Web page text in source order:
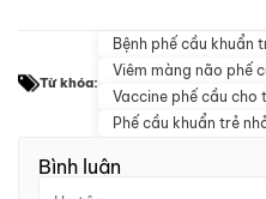
Từ khóa:
Bệnh phế cầu khuẩn
Viêm màng não phế
Vaccine phế cầu cho
Phế cầu khuẩn trẻ
Bình luận